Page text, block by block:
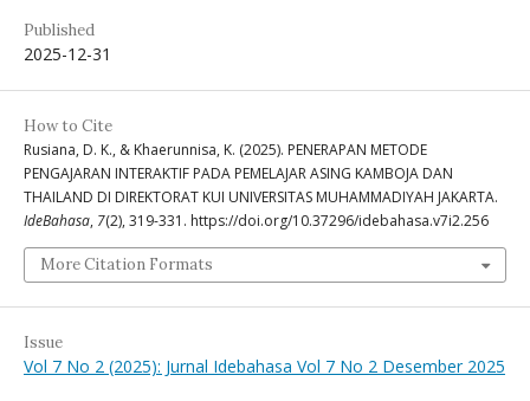
Published
2025-12-31
How to Cite
Rusiana, D. K., & Khaerunnisa, K. (2025). PENERAPAN METODE
PENGAJARAN INTERAKTIF PADA PEMELAJAR ASING KAMBOJA DAN
THAILAND DI DIREKTORAT KUI UNIVERSITAS MUHAMMADIYAH JAKARTA.
IdeBahasa, 7(2), 319-331. https://doi.org/10.37296/idebahasa.v7i2.256
More Citation Formats
Issue
Vol 7 No 2 (2025): Jurnal Idebahasa Vol 7 No 2 Desember 2025